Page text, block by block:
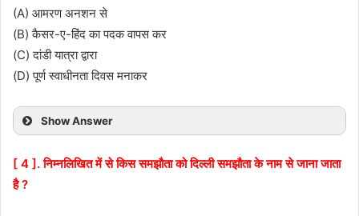
(A) आमरण अनशन से
(B) कैसर-ए-हिंद का पदक वापस कर
(C) दांडी यात्रा द्वारा
(D) पूर्ण स्वाधीनता दिवस मनाकर
Show Answer
[ 4 ]. निम्नलिखित में से किस समझौता को दिल्ली समझौता के नाम से जाना जाता
है ?